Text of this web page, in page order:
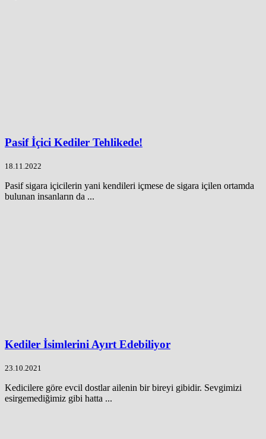
Pasif İçici Kediler Tehlikede!
18.11.2022
Pasif sigara içicilerin yani kendileri içmese de sigara içilen ortamda
bulunan insanların da ...
Kediler İsimlerini Ayırt Edebiliyor
23.10.2021
Kedicilere göre evcil dostlar ailenin bir bireyi gibidir. Sevgimizi
esirgemediğimiz gibi hatta ...